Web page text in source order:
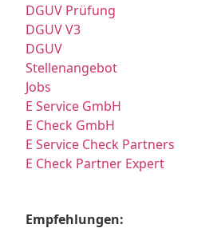
DGUV Prüfung
DGUV V3
DGUV
Stellenangebot
Jobs
E Service GmbH
E Check GmbH
E Service Check Partners
E Check Partner Expert
Empfehlungen: